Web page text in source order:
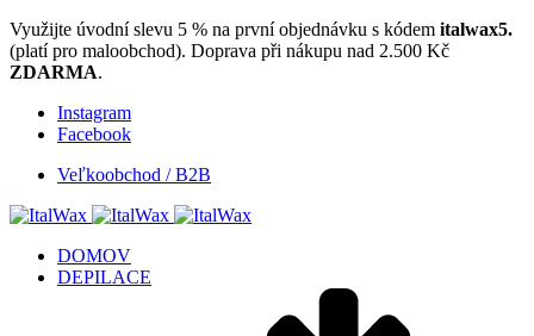
Využijte úvodní slevu 5 % na první objednávku s kódem italwax5.
(platí pro maloobchod). Doprava při nákupu nad 2.500 Kč
ZDARMA.
Instagram
Facebook
Veľkoobchod / B2B
DOMOV
DEPILACE